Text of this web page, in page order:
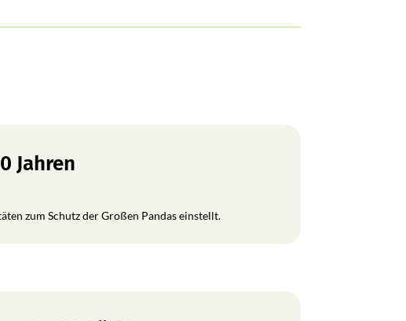
Jahren
zum Schutz der Großen Pandas einstellt.